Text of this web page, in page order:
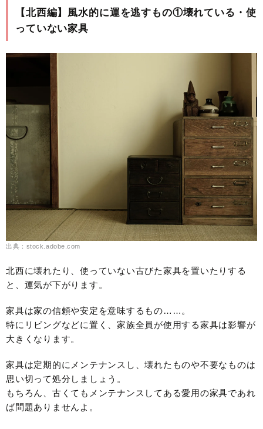
【北西編】風水的に運を逃すもの①壊れている・使
っていない家具
出典：stock.adobe.com
北西に壊れたり、使っていない古びた家具を置いたりする
と、運気が下がります。
家具は家の信頼や安定を意味するもの……。
特にリビングなどに置く、家族全員が使用する家具は影響が
大きくなります。
家具は定期的にメンテナンスし、壊れたものや不要なものは
思い切って処分しましょう。
もちろん、古くてもメンテナンスしてある愛用の家具であれ
ば問題ありませんよ。